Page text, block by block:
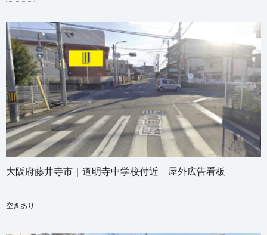
大阪府藤井寺市｜道明寺中学校付近 屋外広告看板
空きあり